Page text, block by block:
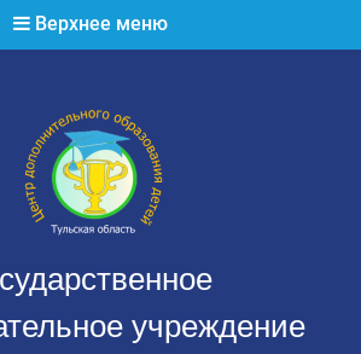
Верхнее меню
учреждение